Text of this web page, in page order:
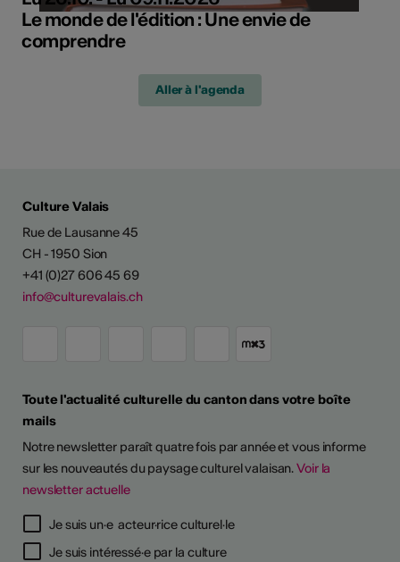
Le monde de l'édition : Une envie de
comprendre
Aller à l'agenda
Culture Valais
Rue de Lausanne 45
CH - 1950 Sion
+41 (0)27 606 45 69
info@culturevalais.ch
Toute l'actualité culturelle du canton dans votre boîte
mails
Notre newsletter paraît quatre fois par année et vous informe
sur les nouveautés du paysage culturel valaisan.Voir la
newsletter actuelle
Je suis un·e acteur·rice culturel·le
Je suis intéressé·e par la culture